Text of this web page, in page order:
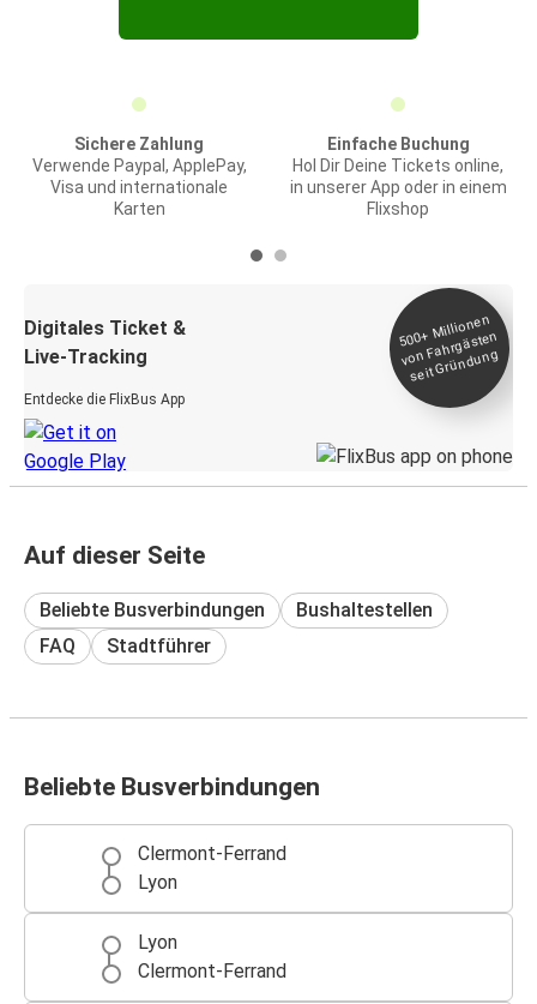
Sichere Zahlung
Verwende Paypal, ApplePay,
Visa und internationale
Karten
Einfache Buchung
Hol Dir Deine Tickets online,
in unserer App oder in einem
Flixshop
Digitales Ticket &
Live-Tracking
Entdecke die FlixBus App
500+
Millionen
von Fahrgästen
seit
Gründung
Auf dieser Seite
Beliebte Busverbindungen
Bushaltestellen
FAQ
Stadtführer
Beliebte Busverbindungen
Clermont-Ferrand
Lyon
Lyon
Clermont-Ferrand